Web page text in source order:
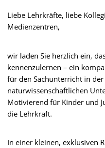
Liebe Lehrkräfte, liebe
Medienzentren,
wir laden Sie herzlich ein,
kennenzulernen – ein
für den Sachunterricht in
naturwissenschaftlichen
Motivierend für Kinder und
die Lehrkraft.
In einer kleinen, exklusiven